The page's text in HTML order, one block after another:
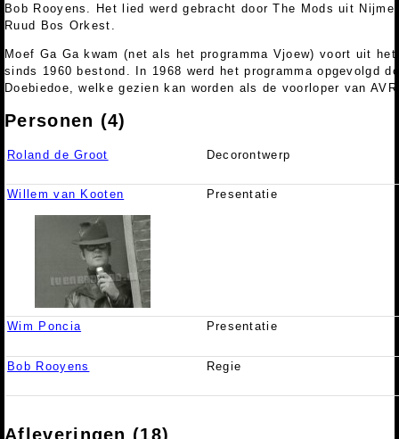
Bob Rooyens. Het lied werd gebracht door The Mods uit
Ruud Bos Orkest.
Moef Ga Ga kwam (net als het programma Vjoew) voort uit
sinds 1960 bestond. In 1968 werd het programma opgevolgd
Doebiedoe, welke gezien kan worden als de voorloper van
Personen (4)
Roland de Groot Decorontwerp
Willem van Kooten Presentatie
Wim Poncia Presentatie
Bob Rooyens Regie
Afleveringen (18)